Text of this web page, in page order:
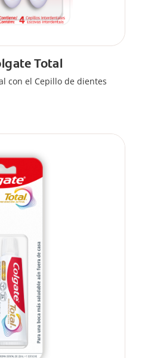
Total
con el Cepillo de dientes